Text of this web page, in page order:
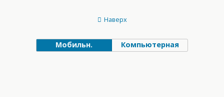
Наверх
Мобильн. Компьютерная